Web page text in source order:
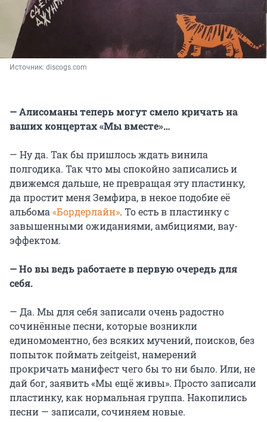
Источник: discogs.com
— Алисоманы теперь могут смело кричать на
ваших концертах «Мы вместе»…
— Ну да. Так бы пришлось ждать винила
полгодика. Так что мы спокойно записались и
движемся дальше, не превращая эту пластинку,
да простит меня Земфира, в некое подобие её
альбома«Бордерлайн». То есть в пластинку с
завышенными ожиданиями, амбициями, вау-
эффектом.
— Но вы ведь работаете в первую очередь для
себя.
— Да. Мы для себя записали очень радостно
сочинённые песни, которые возникли
единомоментно, без всяких мучений, поисков, без
попыток поймать zeitgeist, намерений
прокричать манифест чего бы то ни было. Или, не
дай бог, заявить «Мы ещё живы». Просто записали
пластинку, как нормальная группа. Накопились
песни — записали, сочиняем новые.